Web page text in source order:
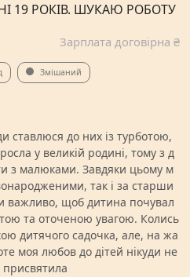
19 РОКІВ. ШУКАЮ РОБОТУ
Зарплата договірна ₴
Змішаний
ставлюся до них із турботою,
у великій родині, тому з д
з малюками. Завдяки цьому м
так і за старши
важливо, щоб дитина почувал
та оточеною увагою. Колись
дитячого садочка, але, на жа
моя любов до дітей нікуди не
присвятила